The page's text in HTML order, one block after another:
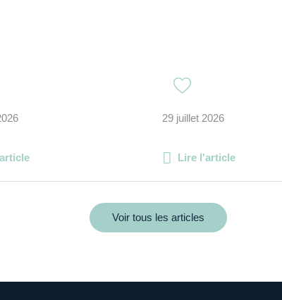
29 juillet 2026
Lire l'article
Voir tous les articles